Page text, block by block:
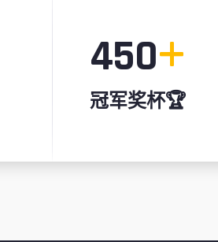
450+
冠军奖杯🏆